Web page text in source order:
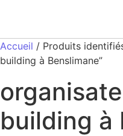
Accueil / Produits
building à Benslimane”
building à